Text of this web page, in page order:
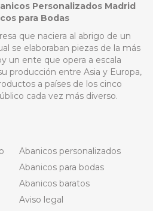
Personalizados Madrid
para Bodas
que naciera al abrigo de un
se elaboraban piezas de la más
un ente que opera a escala
producción entre Asia y Europa,
a países de los cinco
cada vez más diverso.
Abanicos personalizados
Abanicos para bodas
Abanicos baratos
Aviso legal